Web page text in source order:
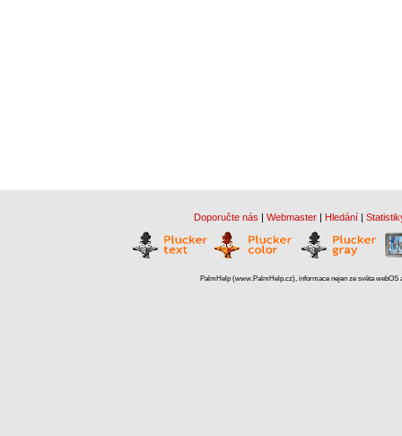
Doporučte nás | Webmaster | Hledání |
PalmHelp (www.PalmHelp.cz), informace nejen ze světa